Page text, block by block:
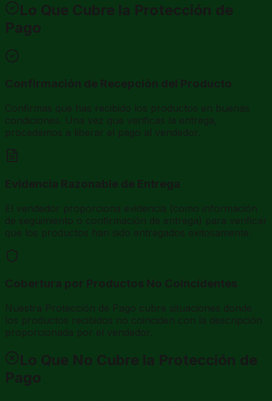
Lo Que Cubre la Protección de
Pago
Confirmación de Recepción del Producto
Confirmas que has recibido los productos en buenas
condiciones. Una vez que verificas la entrega,
procedemos a liberar el pago al vendedor.
Evidencia Razonable de Entrega
El vendedor proporciona evidencia (como información
de seguimiento o confirmación de entrega) para verificar
que los productos han sido entregados exitosamente.
Cobertura por Productos No Coincidentes
Nuestra Protección de Pago cubre situaciones donde
los productos recibidos no coinciden con la descripción
proporcionada por el vendedor.
Lo Que No Cubre la Protección de
Pago